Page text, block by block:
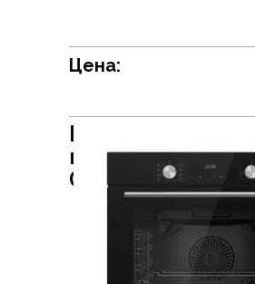
Цена:
Встраиваемый
шкаф HiSTORY
OE778L.FBK